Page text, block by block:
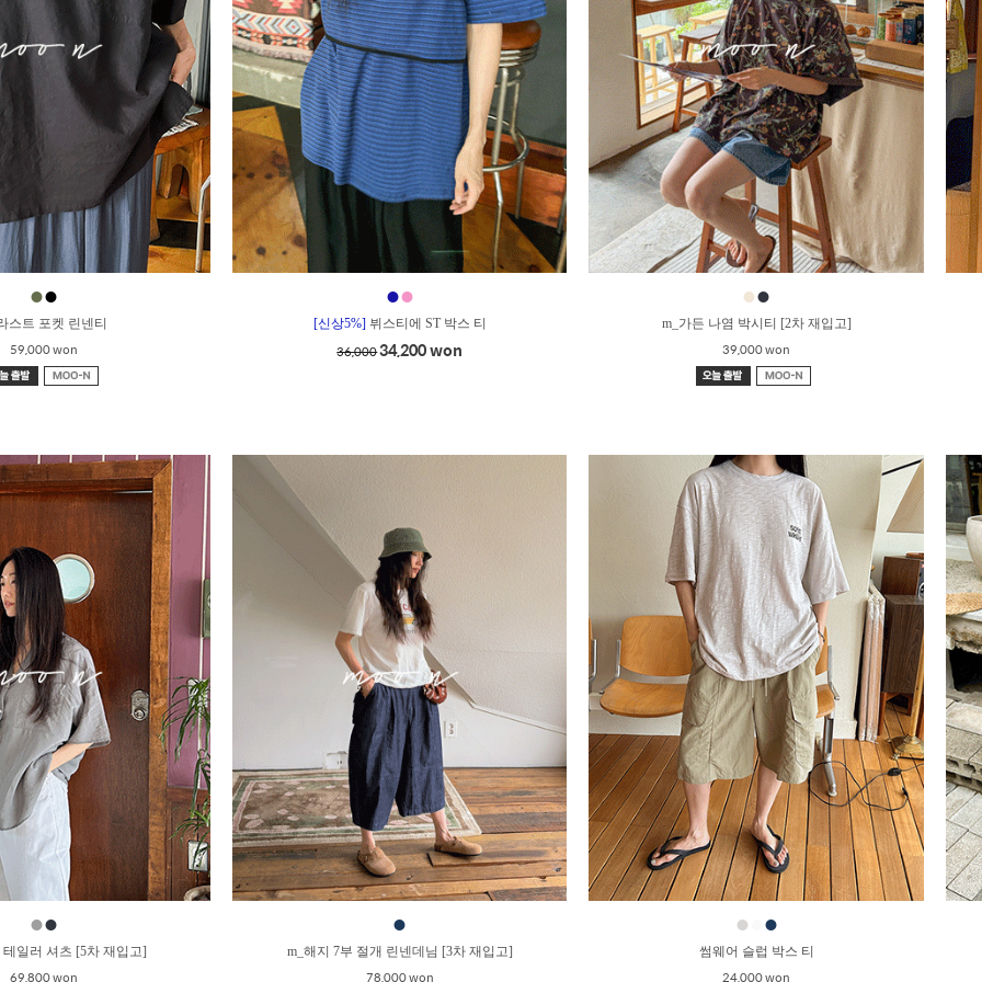
●●
스트 포켓 린넨티
59,000 won
●●
[신상5%] 뷔스티에 ST 박스 티
36,00034,200 won
●●
m_가든 나염 박시티 [2차 재입고]
39,000 won
●●
테일러 셔츠 [5차 재입고]
69,800 won
●
m_해지 7부 절개 린넨데님 [3차 재입고]
78,000 won
● ●
썸웨어 슬럽 박스 티
24,000 won